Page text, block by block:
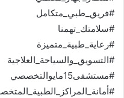
#فريق_طبي_متكامل
#سلامتك_تهمنا
#رعاية_طبية_متميزة
#التسويق_والسياحة_العلاجية
#مستشفى15مايوالتخصصي